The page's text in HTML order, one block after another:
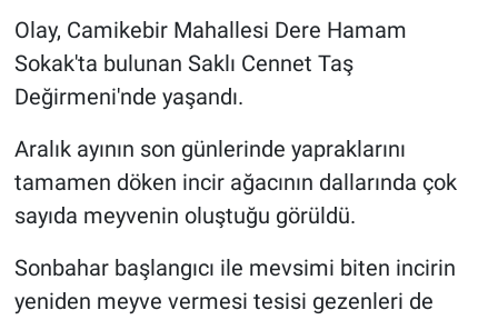
Olay, Camikebir Mahallesi Dere Hamam
Sokak'ta bulunan Saklı Cennet Taş
Değirmeni'nde yaşandı.
Aralık ayının son günlerinde yapraklarını
tamamen döken incir ağacının dallarında çok
sayıda meyvenin oluştuğu görüldü.
Sonbahar başlangıcı ile mevsimi biten incirin
yeniden meyve vermesi tesisi gezenleri de